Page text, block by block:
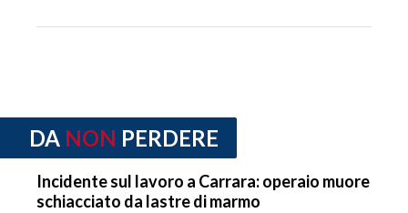
DA NON PERDERE
Incidente sul lavoro a Carrara: operaio muore
schiacciato da lastre di marmo